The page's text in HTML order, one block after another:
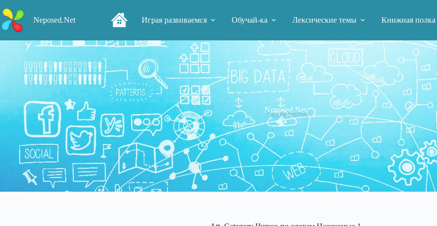
к
сути
Neposed.Net Играя развиваемся Обучай-ка Лексические темы Книжная полка
Neposed.Net